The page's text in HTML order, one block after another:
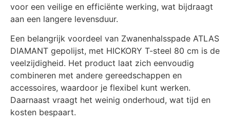
voor een veilige en efficiënte werking, wat bijdraagt
aan een langere levensduur.
Een belangrijk voordeel van Zwanenhalsspade ATLAS
DIAMANT gepolijst, met HICKORY T-steel 80 cm is de
veelzijdigheid. Het product laat zich eenvoudig
combineren met andere gereedschappen en
accessoires, waardoor je flexibel kunt werken.
Daarnaast vraagt het weinig onderhoud, wat tijd en
kosten bespaart.